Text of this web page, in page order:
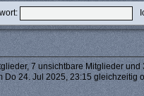
7 unsichtbare Mitglieder
Do 24. Jul 2025, 23:15 gleichzeitig